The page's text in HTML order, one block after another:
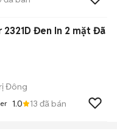
Đen In 2 mặt Đã
Đông
1.0 13 đã bán